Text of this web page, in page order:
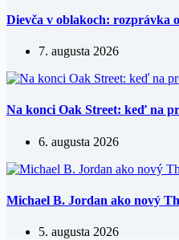
Dievča v oblakoch: rozprávka
7. augusta 2026
Na konci Oak Street: keď na
6. augusta 2026
Michael B. Jordan ako nový
5. augusta 2026